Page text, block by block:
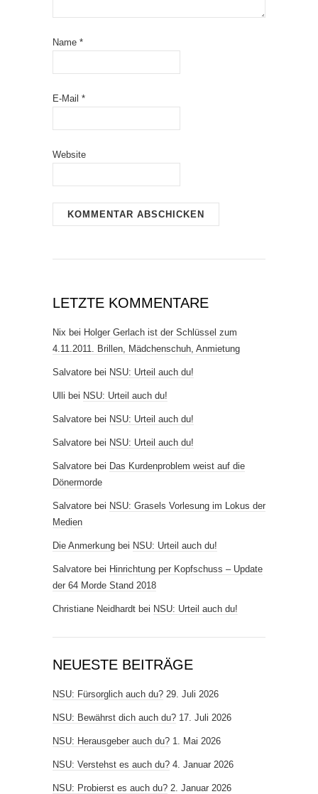
Name *
E-Mail *
Website
LETZTE KOMMENTARE
Nix bei Holger Gerlach ist der Schlüssel zum
4.11.2011. Brillen, Mädchenschuh, Anmietung
Salvatore bei NSU: Urteil auch du!
Ulli bei NSU: Urteil auch du!
Salvatore bei NSU: Urteil auch du!
Salvatore bei NSU: Urteil auch du!
Salvatore bei Das Kurdenproblem weist auf die
Dönermorde
Salvatore bei NSU: Grasels Vorlesung im Lokus der
Medien
Die Anmerkung bei NSU: Urteil auch du!
Salvatore bei Hinrichtung per Kopfschuss – Update
der 64 Morde Stand 2018
Christiane Neidhardt bei NSU: Urteil auch du!
NEUESTE BEITRÄGE
NSU: Fürsorglich auch du? 29. Juli 2026
NSU: Bewährst dich auch du? 17. Juli 2026
NSU: Herausgeber auch du? 1. Mai 2026
NSU: Verstehst es auch du? 4. Januar 2026
NSU: Probierst es auch du? 2. Januar 2026